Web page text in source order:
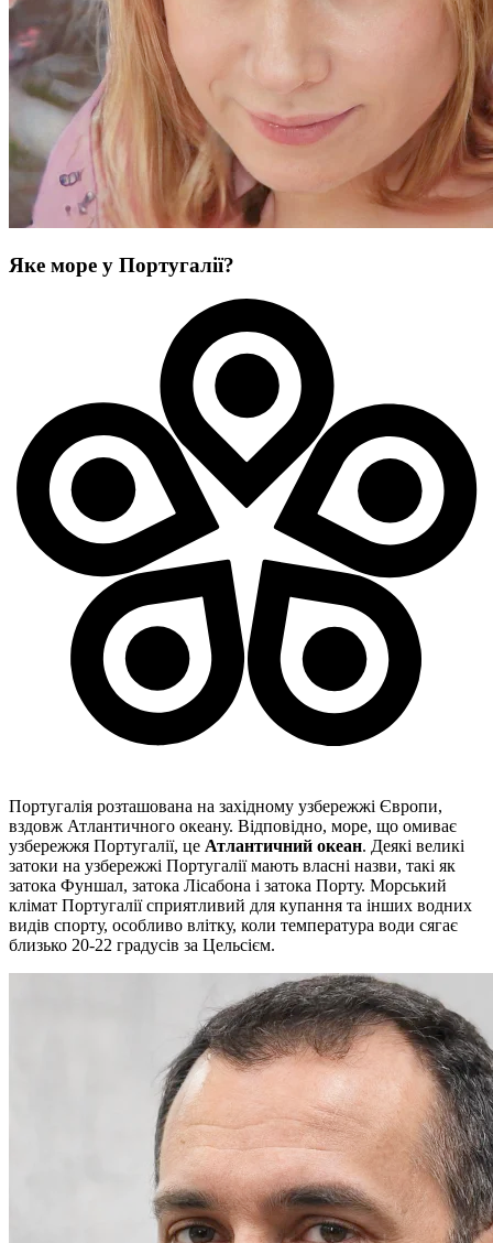
Яке море у Португалії?
Португалія розташована на західному узбережжі Європи,
вздовж Атлантичного океану. Відповідно, море, що омиває
узбережжя Португалії, це Атлантичний океан. Деякі великі
затоки на узбережжі Португалії мають власні назви, такі як
затока Фуншал, затока Лісабона і затока Порту. Морський
клімат Португалії сприятливий для купання та інших водних
видів спорту, особливо влітку, коли температура води сягає
близько 20-22 градусів за Цельсієм.